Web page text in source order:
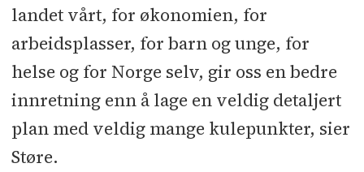
landet vårt, for økonomien, for
arbeidsplasser, for barn og unge, for
helse og for Norge selv, gir oss en bedre
innretning enn å lage en veldig detaljert
plan med veldig mange kulepunkter, sier
Støre.